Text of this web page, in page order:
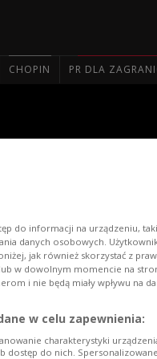
CHOPIN PR DLA
do informacji na urządzeniu,
danych osobowych.
jak również skorzystać z
w dowolnym momencie na
i nie będą miały wpływu na
w celu zapewnienia:
charakterystyki
dostęp do nich.